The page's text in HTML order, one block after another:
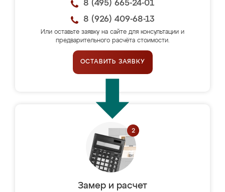
8 (495) 665-24-01
8 (926) 409-68-13
Или оставьте заявку на сайте для консультации и
предварительного расчёта стоимости.
ОСТАВИТЬ ЗАЯВКУ
Замер и расчет